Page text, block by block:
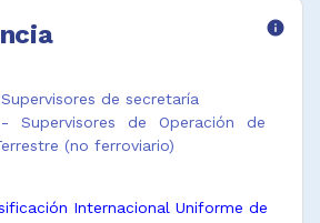
info
de secretaría
Supervisores de Operación de
(no ferroviario)
Internacional Uniforme de